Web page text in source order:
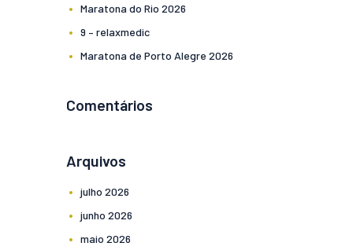
Maratona do Rio 2026
9 – relaxmedic
Maratona de Porto Alegre 2026
Comentários
Arquivos
julho 2026
junho 2026
maio 2026